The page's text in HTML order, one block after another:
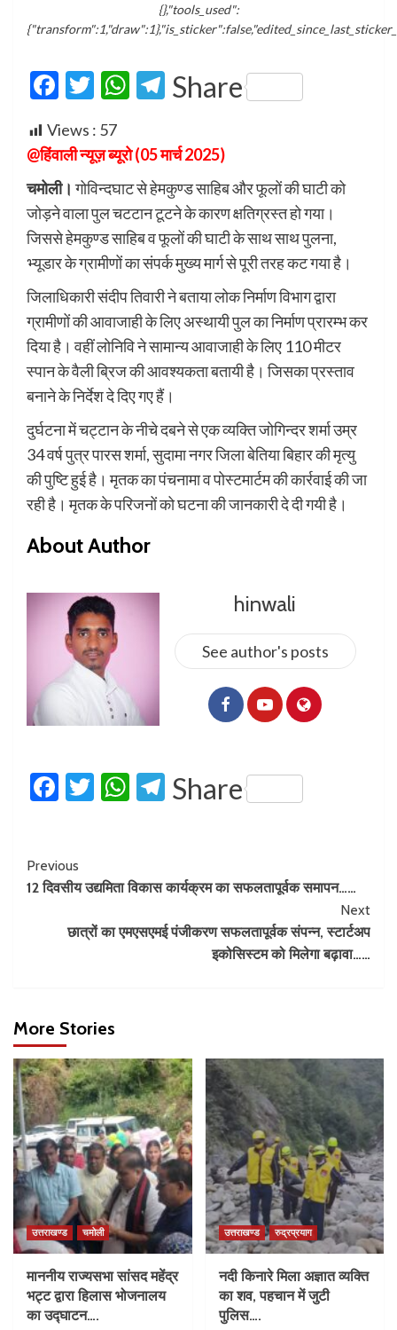
{},"tools_used":
Facebook
Twitter
WhatsApp
Telegram
Share
Views : 57
@हिंवाली न्यूज़ ब्यूरो (05 मार्च 2025)
चमोली।गोविन्दघाट से हेमकुण्ड साहिब और फूलों की घाटी को
जोड़ने वाला पुल चटटान टूटने के कारण क्षतिग्रस्त हो गया।
जिससे हेमकुण्ड साहिब व फूलों की घाटी के साथ साथ पुलना,
भ्यूडार के ग्रामीणों का संपर्क मुख्य मार्ग से पूरी तरह कट गया है।
जिलाधिकारी संदीप तिवारी ने बताया लोक निर्माण विभाग द्वारा
ग्रामीणों की आवाजाही के लिए अस्थायी पुल का निर्माण प्रारम्भ कर
दिया है। वहीं लोनिवि ने सामान्य आवाजाही के लिए 110 मीटर
स्पान के वैली ब्रिज की आवश्यकता बतायी है। जिसका प्रस्ताव
बनाने के निर्देश दे दिए गए हैं।
दुर्घटना में चट्टान के नीचे दबने से एक व्यक्ति जोगिन्दर शर्मा उम्र
34 वर्ष पुत्र पारस शर्मा, सुदामा नगर जिला बेतिया बिहार की मृत्यु
की पुष्टि हुई है। मृतक का पंचनामा व पोस्टमार्टम की कार्रवाई की जा
रही है। मृतक के परिजनों को घटना की जानकारी दे दी गयी है।
About Author
hinwali
See author's posts
Facebook
Twitter
WhatsApp
Telegram
Share
Previous
12 दिवसीय उद्यमिता विकास कार्यक्रम का सफलतापूर्वक समापन……
Next
छात्रों का एमएसएमई पंजीकरण सफलतापूर्वक संपन्न, स्टार्टअप
इकोसिस्टम को मिलेगा बढ़ावा……
More Stories
उत्तराखण्ड चमोली
माननीय राज्यसभा सांसद महेंद्र
भट्ट द्वारा हिलास भोजनालय
का उद्घाटन….
उत्तराखण्ड रुद्रप्रयाग
नदी किनारे मिला अज्ञात व्यक्ति
का शव, पहचान में जुटी
पुलिस….